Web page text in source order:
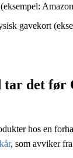
gavekort
tar det før
hos en
, som avviker